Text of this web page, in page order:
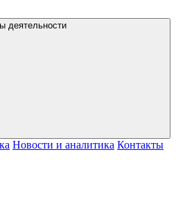
деятельности
Новости и аналитика Контакты